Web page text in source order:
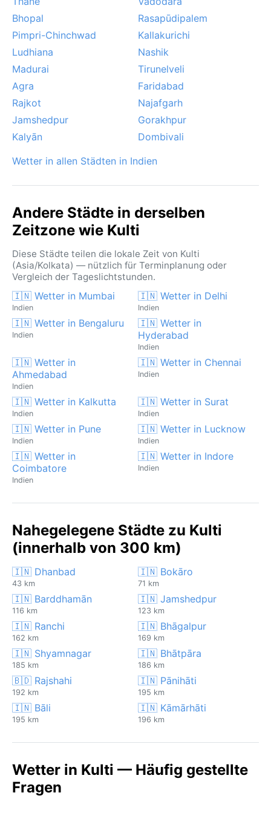
Bhopal
Rasapūdipalem
Pimpri-Chinchwad
Kallakurichi
Ludhiana
Nashik
Madurai
Tirunelveli
Agra
Faridabad
Rajkot
Najafgarh
Jamshedpur
Gorakhpur
Kalyān
Dombivali
Wetter in allen Städten in Indien
Andere Städte in derselben
Zeitzone wie Kulti
Diese Städte teilen die lokale Zeit von Kulti
(Asia/Kolkata) — nützlich für Terminplanung oder
Vergleich der Tageslichtstunden.
🇮🇳 Wetter in Mumbai
Indien
🇮🇳 Wetter in Delhi
Indien
🇮🇳 Wetter in Bengaluru
Indien
🇮🇳 Wetter in
Hyderabad
Indien
🇮🇳 Wetter in
Ahmedabad
Indien
🇮🇳 Wetter in Chennai
Indien
🇮🇳 Wetter in Kalkutta
Indien
🇮🇳 Wetter in Surat
Indien
🇮🇳 Wetter in Pune
Indien
🇮🇳 Wetter in Lucknow
Indien
🇮🇳 Wetter in
Coimbatore
Indien
🇮🇳 Wetter in Indore
Indien
Nahegelegene Städte zu Kulti
(innerhalb von 300 km)
🇮🇳 Dhanbad
43 km
🇮🇳 Bokāro
71 km
🇮🇳 Barddhamān
116 km
🇮🇳 Jamshedpur
123 km
🇮🇳 Ranchi
162 km
🇮🇳 Bhāgalpur
169 km
🇮🇳 Shyamnagar
185 km
🇮🇳 Bhātpāra
186 km
🇧🇩 Rajshahi
192 km
🇮🇳 Pānihāti
195 km
🇮🇳 Bāli
195 km
🇮🇳 Kāmārhāti
196 km
Wetter in Kulti — Häufig gestellte
Fragen